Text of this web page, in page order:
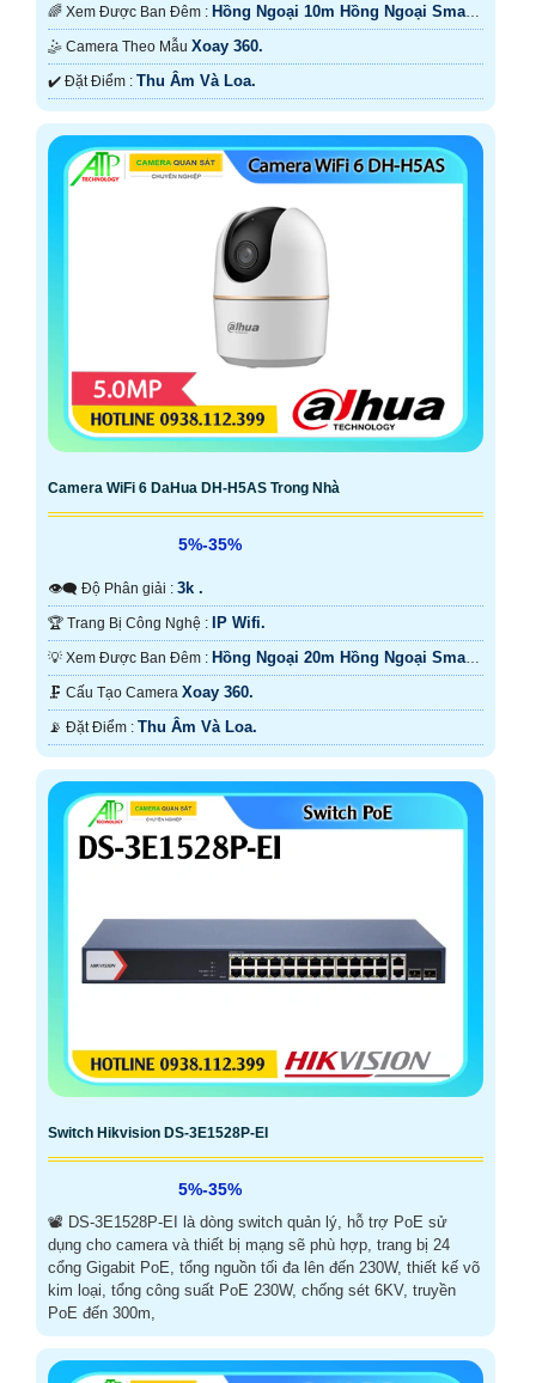
🌈 Xem Được Ban Đêm : Hồng Ngoại 10m Hồng Ngoại Smart
IR. 🤹 Camera Theo Mẫu Xoay 360.
️✔️ Đặt Điểm : Thu Âm Và Loa.
Camera WiFi 6 DaHua DH-H5AS Trong Nhà
5%-35%
👁️‍🗨 Độ Phân giải : 3k .
🏆 Trang Bị Công Nghệ : IP Wifi.
💡 Xem Được Ban Đêm : Hồng Ngoại 20m Hồng Ngoại Smart
IR. 🗜️ Cấu Tạo Camera Xoay 360.
️📡 Đặt Điểm : Thu Âm Và Loa.
Switch Hikvision DS-3E1528P-EI
5%-35%
📽 DS-3E1528P-EI là dòng switch quản lý, hỗ trợ PoE sử
dụng cho camera và thiết bị mạng sẽ phù hợp, trang bị 24
cổng Gigabit PoE, tổng nguồn tối đa lên đến 230W, thiết kế võ
kim loại, tổng công suất PoE 230W, chống sét 6KV, truyền
PoE đến 300m,